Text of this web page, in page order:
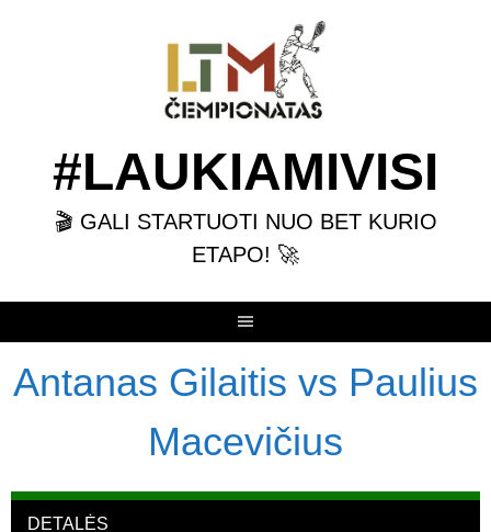
#LAUKIAMIVISI
🎬 GALI STARTUOTI NUO BET KURIO
ETAPO! 🚀
Antanas Gilaitis vs Paulius
Macevičius
DETALĖS